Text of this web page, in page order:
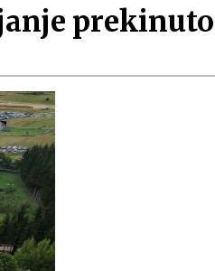
prekinuto